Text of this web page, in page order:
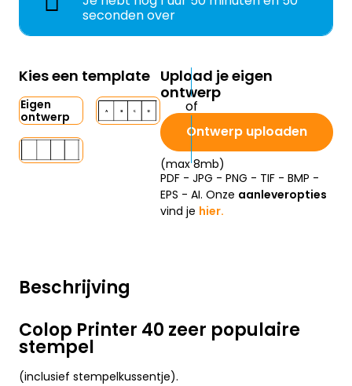
Beschrijving
Colop Printer 40 zeer populaire
stempel
(inclusief stempelkussentje).
seconden over
Kies een template
Eigen
ontwerp
Upload je eigen
ontwerp
Ontwerp uploaden
(max 8mb)
PDF - JPG - PNG - TIF - BMP -
EPS - AI. Onze aanleveropties
vind je hier.